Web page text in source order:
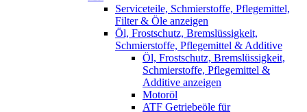
Serviceteile, Schmierstoffe, Pflegemittel,
Filter & Öle anzeigen
Öl, Frostschutz, Bremslüssigkeit,
Schmierstoffe, Pflegemittel & Additive
Öl, Frostschutz, Bremslüssigkeit,
Schmierstoffe, Pflegemittel &
Additive anzeigen
Motoröl
ATF Getriebeöle für